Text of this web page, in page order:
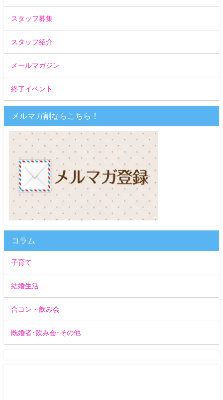
スタッフ募集
スタッフ紹介
メールマガジン
終了イベント
メルマガ割ならこちら！
コラム
子育て
結婚生活
合コン・飲み会
既婚者･飲み会･その他